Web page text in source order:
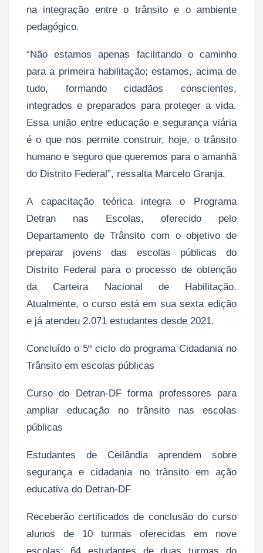
na integração entre o trânsito e o ambiente
pedagógico.
“Não estamos apenas facilitando o caminho
para a primeira habilitação; estamos, acima de
tudo, formando cidadãos conscientes,
integrados e preparados para proteger a vida.
Essa união entre educação e segurança viária
é o que nos permite construir, hoje, o trânsito
humano e seguro que queremos para o amanhã
do Distrito Federal”, ressalta Marcelo Granja.
A capacitação teórica integra o Programa
Detran nas Escolas, oferecido pelo
Departamento de Trânsito com o objetivo de
preparar jovens das escolas públicas do
Distrito Federal para o processo de obtenção
da Carteira Nacional de Habilitação.
Atualmente, o curso está em sua sexta edição
e já atendeu 2.071 estudantes desde 2021.
Concluído o 5º ciclo do programa Cidadania no
Trânsito em escolas públicas
Curso do Detran-DF forma professores para
ampliar educação no trânsito nas escolas
públicas
Estudantes de Ceilândia aprendem sobre
segurança e cidadania no trânsito em ação
educativa do Detran-DF
Receberão certificados de conclusão do curso
alunos de 10 turmas oferecidas em nove
escolas: 64 estudantes de duas turmas do